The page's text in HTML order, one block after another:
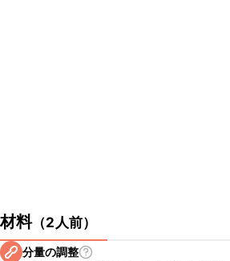
材料（2人前）
分量の調整